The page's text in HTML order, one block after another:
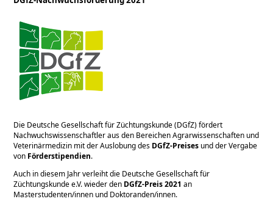
Die Deutsche Gesellschaft für Züchtungskunde (DGfZ) fördert
Nachwuchswissenschaftler aus den Bereichen Agrarwissenschaften und
Veterinärmedizin mit der Auslobung des DGfZ-Preises und der Vergabe
von Förderstipendien.
Auch in diesem Jahr verleiht die Deutsche Gesellschaft für
Züchtungskunde e.V. wieder den DGfZ-Preis 2021an
Masterstudenten/innen und Doktoranden/innen.